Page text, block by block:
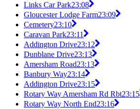
Links Car Park23:08
Gloucester Lodge Farm23:09
Cemetery23:10
Caravan Park23:11
Addington Drive23:12
Dunblane Drive23:13
Amersham Road23:13
Banbury Way23:14
Addington Drive23:15
Rotary Way Amersham Rd Rbt23:15
Rotary Way North End23:16